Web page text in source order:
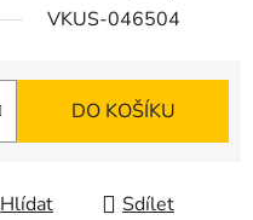
VKUS-046504
DO KOŠÍKU
Hlídat Sdílet